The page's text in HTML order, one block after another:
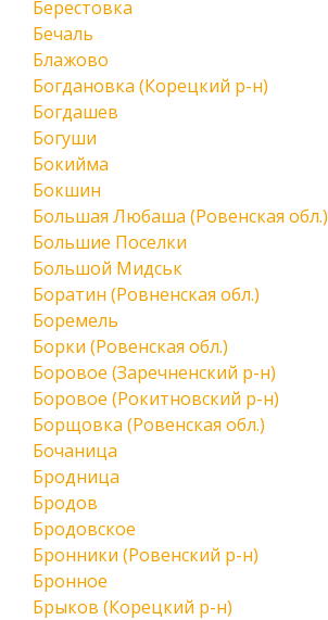
Берестовка
Бечаль
Блажово
Богдановка (Корецкий р-н)
Богдашев
Богуши
Бокийма
Бокшин
Большая Любаша (Ровенская обл.)
Большие Поселки
Большой Мидськ
Боратин (Ровненская обл.)
Боремель
Борки (Ровенская обл.)
Боровое (Заречненский р-н)
Боровое (Рокитновский р-н)
Борщовка (Ровенская обл.)
Бочаница
Бродница
Бродов
Бродовское
Бронники (Ровенский р-н)
Бронное
Брыков (Корецкий р-н)